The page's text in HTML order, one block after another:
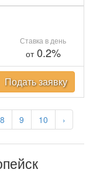
8 9 10 ›
Ставка в день
от0.2%
Подать заявку